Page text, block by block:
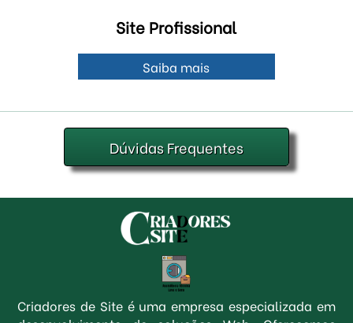
Site Profissional
Saiba mais
Dúvidas Frequentes
Criadores de Site é uma empresa especializada em